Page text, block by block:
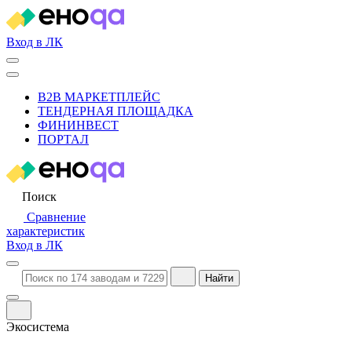
Вход в ЛК
B2B МАРКЕТПЛЕЙС
ТЕНДЕРНАЯ ПЛОЩАДКА
ФИНИНВЕСТ
ПОРТАЛ
Поиск
Сравнение
характеристик
Вход в ЛК
Найти
Экосистема